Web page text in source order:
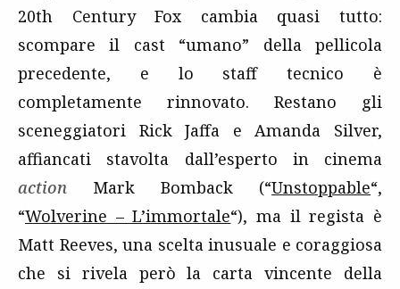
20th Century Fox cambia quasi tutto:
scompare il cast “umano” della pellicola
precedente, e lo staff tecnico è
completamente rinnovato. Restano gli
sceneggiatori Rick Jaffa e Amanda Silver,
affiancati stavolta dall’esperto in cinema
action Mark Bomback (“Unstoppable“,
“Wolverine – L’immortale“), ma il regista è
Matt Reeves, una scelta inusuale e coraggiosa
che si rivela però la carta vincente della